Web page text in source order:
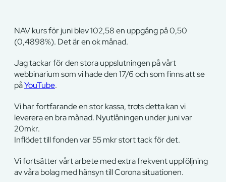
NAV kurs för juni blev 102,58 en uppgång på 0,50
(0,4898%). Det är en ok månad.
Jag tackar för den stora uppslutningen på vårt
webbinarium som vi hade den 17/6 och som finns att se
påYouTube.
Vi har fortfarande en stor kassa, trots detta kan vi
leverera en bra månad. Nyutlåningen under juni var
20mkr.
Inflödet till fonden var 55 mkr stort tack för det.
Vi fortsätter vårt arbete med extra frekvent uppföljning
av våra bolag med hänsyn till Corona situationen.